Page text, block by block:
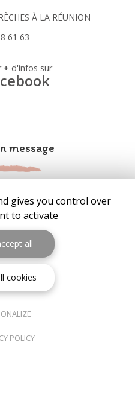
À LA RÉUNION
61 63
+ d'infos sur
message
gives you control over
to activate
all
cookies
POLICY